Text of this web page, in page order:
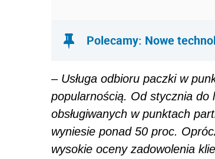
Polecamy: Nowe
– Usługa odbioru paczki w
popularnością. Od stycznia do
obsługiwanych w punktach
wyniesie ponad 50 proc.
wysokie oceny zadowolenia